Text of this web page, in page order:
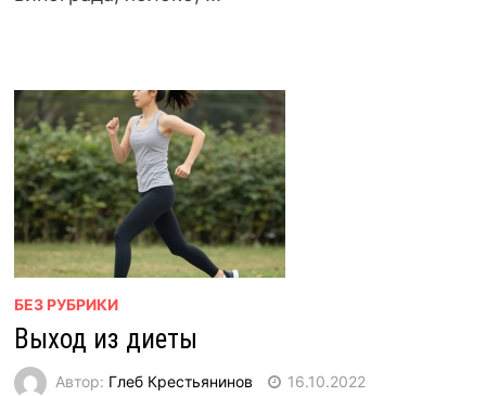
БЕЗ РУБРИКИ
Выход из диеты
Автор: Глеб Крестьянинов 16.10.2022